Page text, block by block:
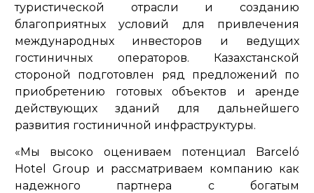
туристической отрасли и созданию
благоприятных условий для привлечения
международных инвесторов и ведущих
гостиничных операторов. Казахстанской
стороной подготовлен ряд предложений по
приобретению готовых объектов и аренде
действующих зданий для дальнейшего
развития гостиничной инфраструктуры.
«Мы высоко оцениваем потенциал Barceló
Hotel Group и рассматриваем компанию как
надежного партнера с богатым